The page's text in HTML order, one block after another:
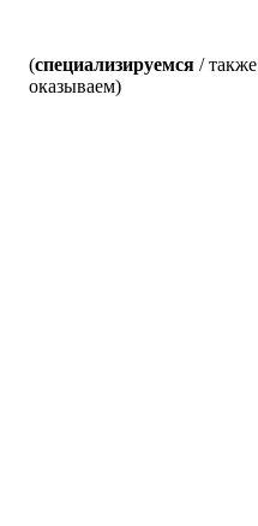
(специализируемся / также
оказываем)